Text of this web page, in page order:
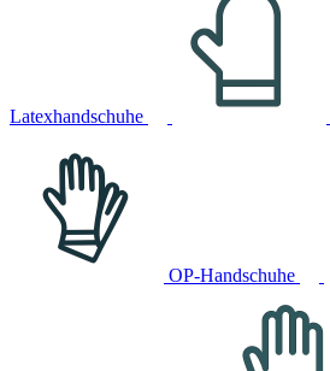
Latexhandschuhe
OP-Handschuhe